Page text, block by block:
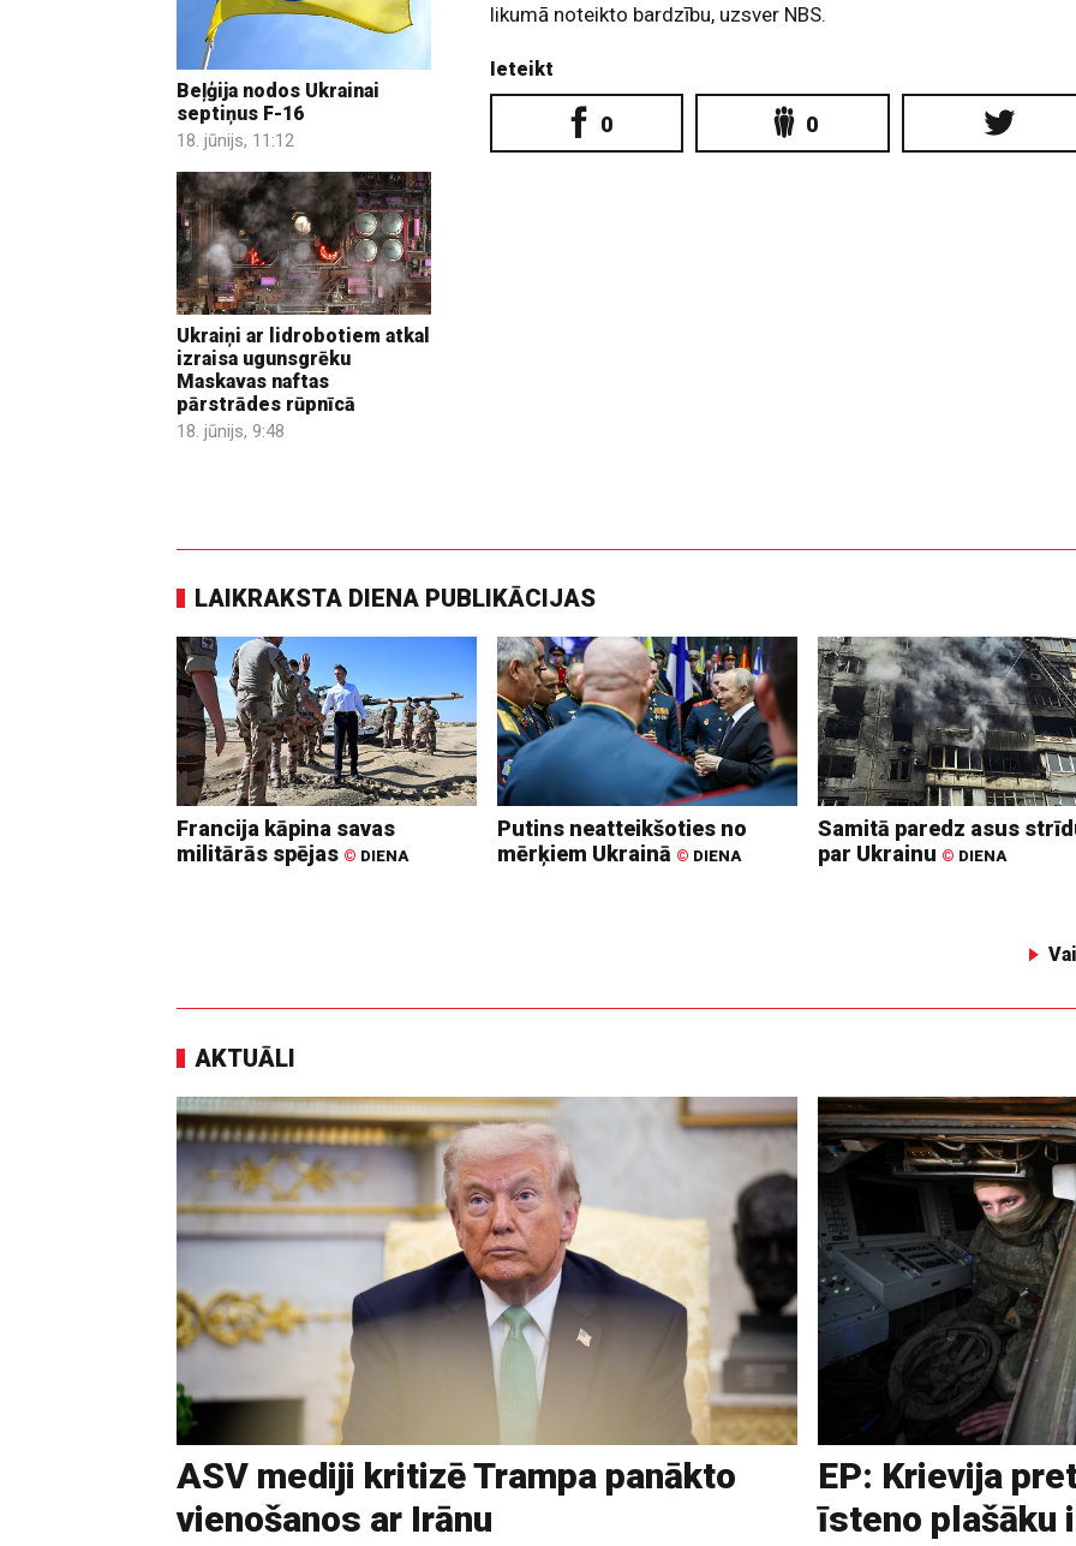
Beļģija nodos Ukrainai
septiņus F-16
18. jūnijs, 11:12
Ukraiņi ar lidrobotiem atkal
izraisa ugunsgrēku
Maskavas naftas
pārstrādes rūpnīcā
18. jūnijs, 9:48
likumā noteikto bardzību, uzsver NBS.
Ieteikt
0 0
LAIKRAKSTA DIENA PUBLIKĀCIJAS
Francija kāpina savas
militārās spējas © DIENA
Putins neatteikšoties no
mērķiem Ukrainā © DIENA
Samitā paredz asus
par Ukrainu © DIENA
AKTUĀLI
ASV mediji kritizē Trampa panākto
vienošanos ar Irānu
EP: Krievija
īsteno plašāku